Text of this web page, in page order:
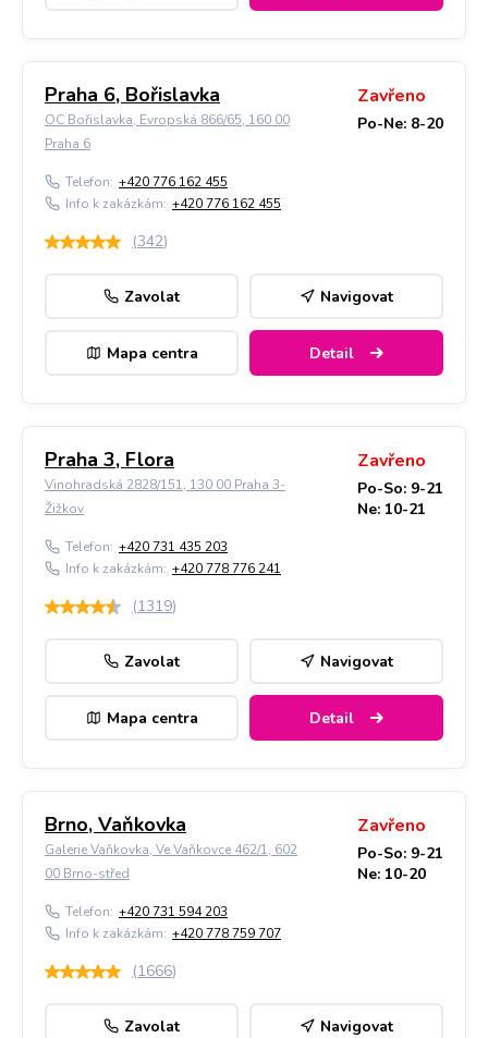
Praha 6, Bořislavka
OC Bořislavka, Evropská 866/65, 160 00
Praha 6
Zavřeno
Po-Ne: 8-20
Telefon: +420 776 162 455
Info k zakázkám: +420 776 162 455
(342)
Zavolat Navigovat
Mapa centra Detail
Praha 3, Flora
Vinohradská 2828/151, 130 00 Praha 3-
Žižkov
Zavřeno
Po-So: 9-21
Ne: 10-21
Telefon: +420 731 435 203
Info k zakázkám: +420 778 776 241
(1319)
Zavolat Navigovat
Mapa centra Detail
Brno, Vaňkovka
Galerie Vaňkovka, Ve Vaňkovce 462/1, 602
00 Brno-střed
Zavřeno
Po-So: 9-21
Ne: 10-20
Telefon: +420 731 594 203
Info k zakázkám: +420 778 759 707
(1666)
Zavolat Navigovat